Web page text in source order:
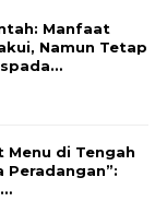
Manfaat
Namun Tetap
Menu di Tengah
Peradangan”: